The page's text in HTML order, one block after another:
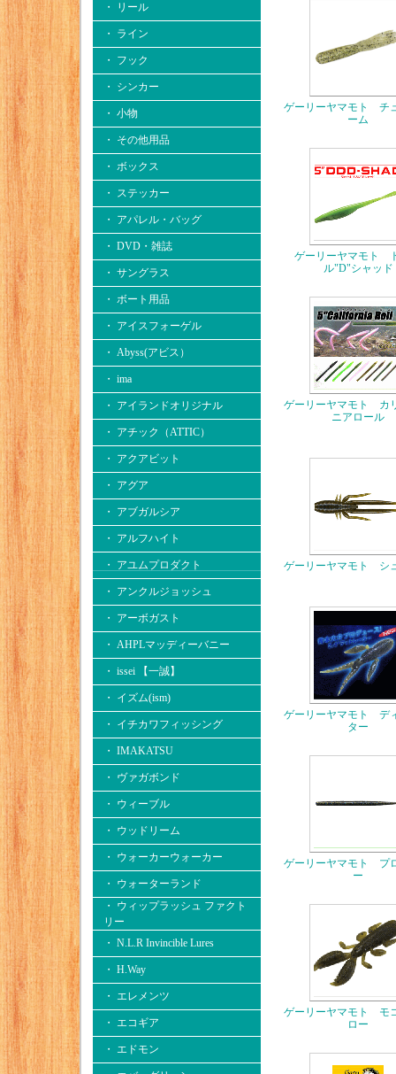
・ リール
・ ライン
・ フック
・ シンカー
・ 小物
・ その他用品
・ ボックス
・ ステッカー
・ アパレル・バッグ
・ DVD・雑誌
・ サングラス
・ ボート用品
・ アイスフォーゲル
・ Abyss(アビス）
・ ima
・ アイランドオリジナル
・ アチック（ATTIC）
・ アクアビット
・ アグア
・ アブガルシア
・ アルフハイト
・ アユムプロダクト
・ アンクルジョッシュ
・ アーボガスト
・ AHPLマッディーバニー
・ issei 【一誠】
・ イズム(ism)
・ イチカワフィッシング
・ IMAKATSU
・ ヴァガボンド
・ ウィーブル
・ ウッドリーム
・ ウォーカーウォーカー
・ ウォーターランド
・ ウィップラッシュ ファクト
リー
・ N.L.R Invincible Lures
・ H.Way
・ エレメンツ
・ エコギア
・ エドモン
ゲーリーヤマモト チ
ーム
ゲーリーヤマモト
ル"D"シャッド
ゲーリーヤマモト カ
ニアロール
ゲーリーヤマモト シ
ゲーリーヤマモト デ
ター
ゲーリーヤマモト プ
ー
ゲーリーヤマモト モ
ロー